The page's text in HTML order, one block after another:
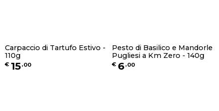
Carpaccio di Tartufo Estivo -
110g
€ 15,00
Pesto di Basilico e Mandorle
Pugliesi a Km Zero - 140g
€ 6 ,00